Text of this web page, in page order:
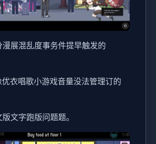
展混乱度事务件提早触发的
衣唱歌小游戏音量没法管理订的
文字跑版问题题。